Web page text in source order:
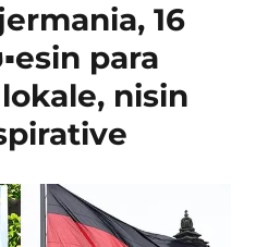
16
para
nisin